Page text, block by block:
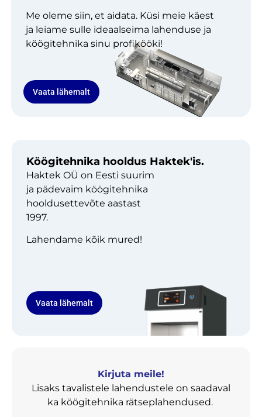
Me oleme siin, et aidata. Küsi meie käest
ja leiame sulle ideaalseima lahenduse ja
köögitehnika sinu profikööki!
Vaata lähemalt
Köögitehnika hooldus Haktek'is.
Haktek OÜ on Eesti suurim
ja pädevaim köögitehnika
hooldusettevõte aastast
1997.
Lahendame kõik mured!
Vaata lähemalt
Kirjuta meile!
Lisaks tavalistele lahendustele on saadaval
ka köögitehnika rätseplahendused.